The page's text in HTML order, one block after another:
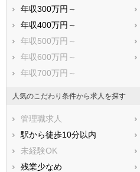
年収300万円～
年収400万円～
年収500万円～
年収600万円～
年収700万円～
人気のこだわり条件から求人を探す
管理職求人
駅から徒歩10分以内
未経験OK
残業少なめ